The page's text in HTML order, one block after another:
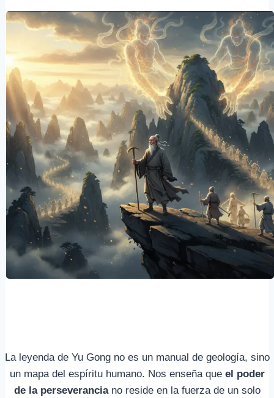
La leyenda de Yu Gong no es un manual de geología, sino
un mapa del espíritu humano. Nos enseña que el poder
de la perseveranciano reside en la fuerza de un solo